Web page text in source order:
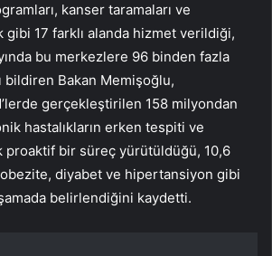
kanser taramaları ve
17 farklı alanda hizmet verildiği,
bu merkezlere 96 binden fazla
bildiren Bakan Memişoğlu,
gerçekleştirilen 158 milyondan
hastalıkların erken tespiti ve
proaktif bir süreç yürütüldüğü, 10,6
diyabet ve hipertansiyon gibi
belirlendiğini kaydetti.